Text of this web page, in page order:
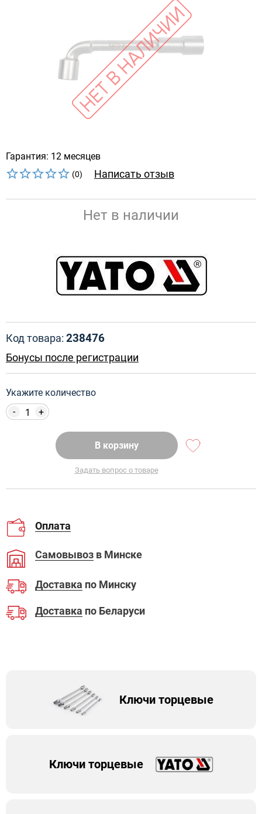
Гарантия: 12 месяцев
(0) Написать отзыв
Нет в наличии
Код товара: 238476
Бонусы после регистрации
Укажите количество
+
-
В корзину
Задать вопрос о товаре
Оплата
Самовывоз в Минске
Доставка по Минску
Доставка по Беларуси
Ключи торцевые
Ключи торцевые